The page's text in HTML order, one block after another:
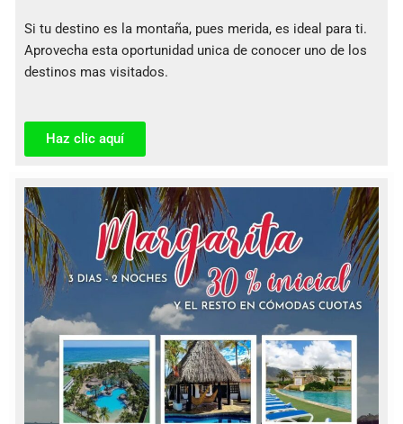
Si tu destino es la montaña, pues merida, es ideal para ti.
Aprovecha esta oportunidad unica de conocer uno de los
destinos mas visitados.
Haz clic aquí